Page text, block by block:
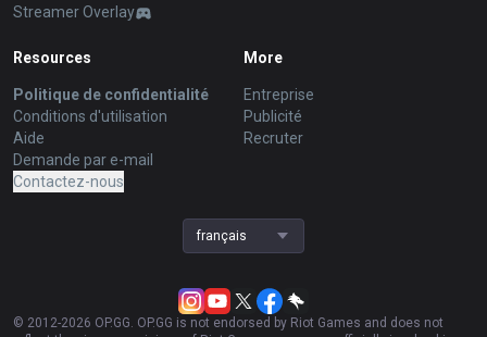
Streamer Overlay
Resources
Politique de confidentialité
Conditions d'utilisation
Aide
Demande par e-mail
Contactez-nous
More
Entreprise
Publicité
Recruter
français
© 2012-2026 OP.GG. OP.GG is not endorsed by Riot Games and does not